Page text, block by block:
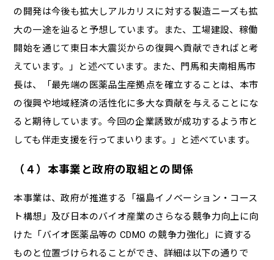
の開発は今後も拡大しアルカリスに対する製造ニーズも拡
大の一途を辿ると予想しています。また、工場建設、稼働
開始を通じて東日本大震災からの復興へ貢献できればと考
えています。」と述べています。また、門馬和夫南相馬市
長は、「最先端の医薬品生産拠点を確立することは、本市
の復興や地域経済の活性化に多大な貢献を与えることにな
ると期待しています。今回の企業誘致が成功するよう市と
しても伴走支援を行ってまいります。」と述べています。
（４）本事業と政府の取組との関係
本事業は、政府が推進する「福島イノベーション・コース
ト構想」及び日本のバイオ産業のさらなる競争力向上に向
けた「バイオ医薬品等の CDMO の競争力強化」に資する
ものと位置づけられることができ、詳細は以下の通りで